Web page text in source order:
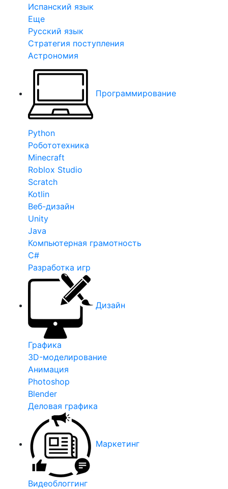
Испанский язык
Еще
Русский язык
Стратегия поступления
Астрономия
Программирование
Python
Робототехника
Minecraft
Roblox Studio
Scratch
Kotlin
Веб-дизайн
Unity
Java
Компьютерная грамотность
C#
Разработка игр
Дизайн
Графика
3D-моделирование
Анимация
Photoshop
Blender
Деловая графика
Маркетинг
Видеоблоггинг